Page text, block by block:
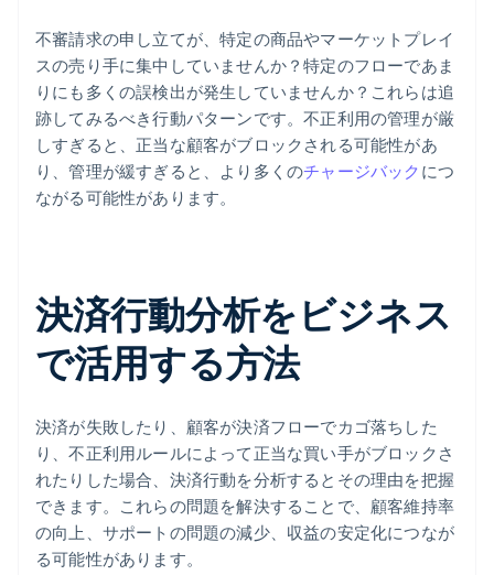
不審請求の申し立てが、特定の商品やマーケットプレイ
スの売り手に集中していませんか？特定のフローであま
りにも多くの誤検出が発生していませんか？これらは追
跡してみるべき行動パターンです。不正利用の管理が厳
しすぎると、正当な顧客がブロックされる可能性があ
り、管理が緩すぎると、より多くのチャージバック につ
ながる可能性があります。
決済行動分析をビジネス
で活用する方法
決済が失敗したり、顧客が決済フローでカゴ落ちした
り、不正利用ルールによって正当な買い手がブロックさ
れたりした場合、決済行動を分析するとその理由を把握
できます。これらの問題を解決することで、顧客維持率
の向上、サポートの問題の減少、収益の安定化につなが
る可能性があります。